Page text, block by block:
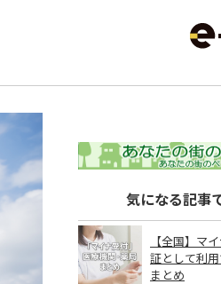
気になる記事
【全国】マ
証として利
まとめ